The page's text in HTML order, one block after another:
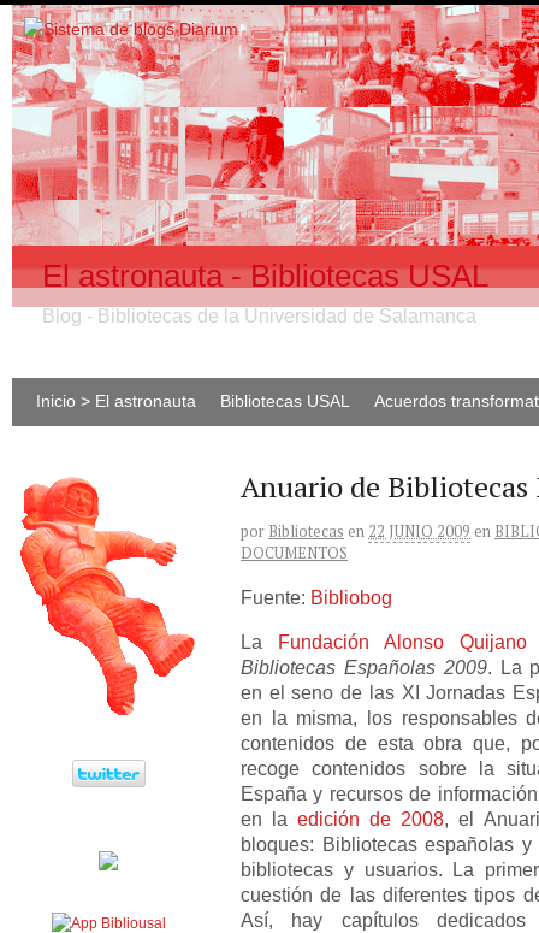
El astronauta - Bibliotecas USAL
Blog - Bibliotecas de la Universidad de Salamanca
Inicio > El astronauta Bibliotecas USAL Acuerdos
Anuario de Bibliotecas
por Bibliotecas en 22 JUNIO 2009 en
DOCUMENTOS
Fuente: Bibliobog
La Fundación Alonso Quijano
Bibliotecas Españolas 2009. La
en el seno de las XI Jornadas
en la misma, los responsables
contenidos de esta obra que,
recoge contenidos sobre la
España y recursos de
en laedición de 2008, el
bloques: Bibliotecas españolas
bibliotecas y usuarios. La
cuestión de las diferentes tipos
Así, hay capítulos